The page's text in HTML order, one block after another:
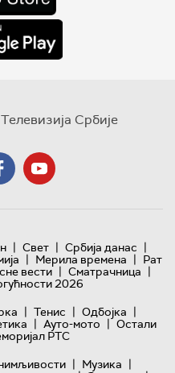
Србије
| Свет | Србија данас |
| Мерила времена | Рат
вести | Сматрачница |
2026
| Тенис | Одбојка |
| Ауто-мото | Остали
РТС
| Музика |